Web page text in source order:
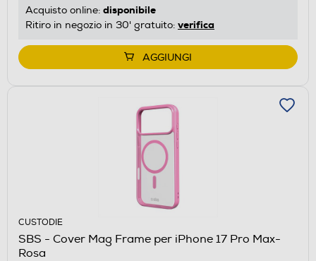
Acquisto online: disponibile
Ritiro in negozio in 30' gratuito: verifica
AGGIUNGI
CUSTODIE
SBS - Cover Mag Frame per iPhone 17 Pro Max-
Rosa